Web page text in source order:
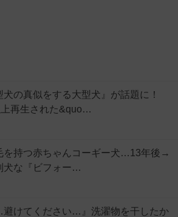
犬の真似をする大型犬』が話題に！
再生された&quo…
を持つ赤ちゃんコーギー犬…13年後→
犬な『ビフォー…
避けてください…』洗濯物を干したか